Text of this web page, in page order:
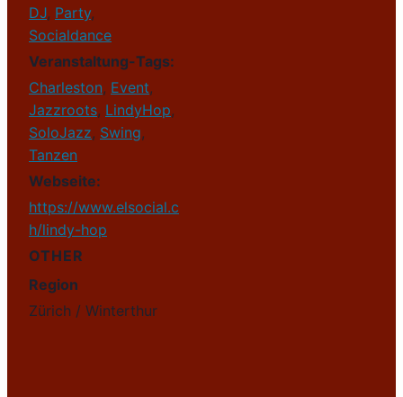
DJ, Party,
Socialdance
Veranstaltung-Tags:
Charleston, Event,
Jazzroots, LindyHop,
SoloJazz, Swing,
Tanzen
Webseite:
https://www.elsocial.c
h/lindy-hop
OTHER
Region
Zürich / Winterthur